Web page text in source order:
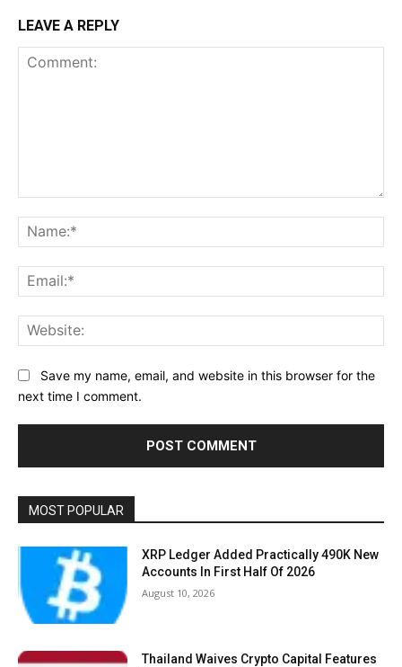
LEAVE A REPLY
Save my name, email, and website in this browser for the
next time I comment.
MOST POPULAR
XRP Ledger Added Practically 490K New
Accounts In First Half Of 2026
August 10, 2026
Thailand Waives Crypto Capital Features